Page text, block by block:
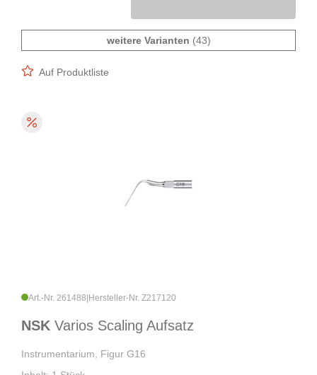
weitere Varianten (43)
Auf Produktliste
Art.-Nr. 261488 Hersteller-Nr. Z217120
NSK Varios Scaling Aufsatz
Instrumentarium, Figur G16